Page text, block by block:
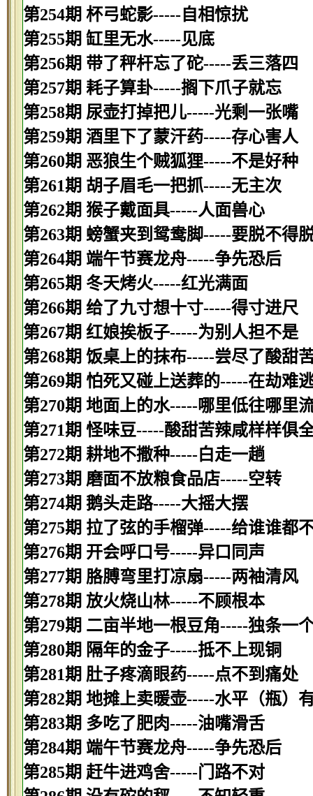
第254期 杯弓蛇影-----自相惊扰
第255期 缸里无水-----见底
第256期 带了秤杆忘了砣-----丢三落四
第257期 耗子算卦-----搁下爪子就忘
第258期 尿壶打掉把儿-----光剩一张嘴
第259期 酒里下了蒙汗药-----存心害人
第260期 恶狼生个贼狐狸-----不是好种
第261期 胡子眉毛一把抓-----无主次
第262期 猴子戴面具-----人面兽心
第263期 螃蟹夹到鸳鸯脚-----要脱不得
第264期 端午节赛龙舟-----争先恐后
第265期 冬天烤火-----红光满面
第266期 给了九寸想十寸-----得寸进尺
第267期 红娘挨板子-----为别人担不是
第268期 饭桌上的抹布-----尝尽了酸甜
第269期 怕死又碰上送葬的-----在劫难
第270期 地面上的水-----哪里低往哪里
第271期 怪味豆-----酸甜苦辣咸样样俱
第272期 耕地不撒种-----白走一趟
第273期 磨面不放粮食品店-----空转
第274期 鹅头走路-----大摇大摆
第275期 拉了弦的手榴弹-----给谁谁都
第276期 开会呼口号-----异口同声
第277期 胳膊弯里打凉扇-----两袖清风
第278期 放火烧山林-----不顾根本
第279期 二亩半地一根豆角-----独条一
第280期 隔年的金子-----抵不上现铜
第281期 肚子疼滴眼药-----点不到痛处
第282期 地摊上卖暖壶-----水平（瓶）
第283期 多吃了肥肉-----油嘴滑舌
第284期 端午节赛龙舟-----争先恐后
第285期 赶牛进鸡舍-----门路不对